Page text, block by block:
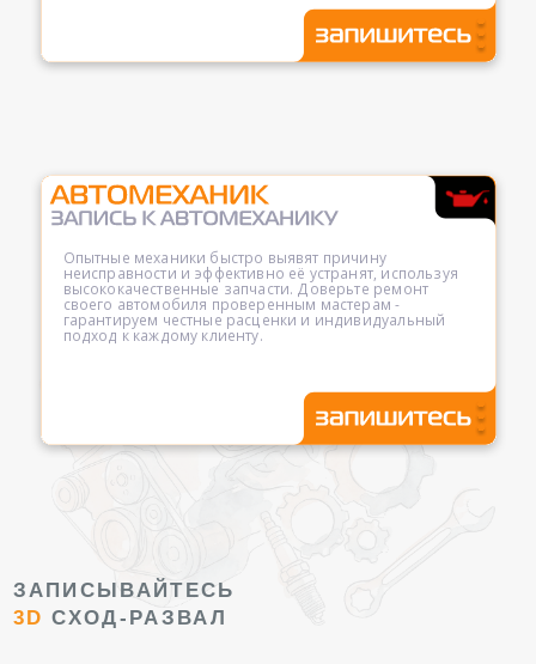
Опытные механики быстро выявят причину
неисправности и эффективно её устранят, используя
высококачественные запчасти. Доверьте ремонт
своего автомобиля проверенным мастерам -
гарантируем честные расценки и индивидуальный
подход к каждому клиенту.
ЗАПИСЫВАЙТЕСЬ
3D СХОД-РАЗВАЛ